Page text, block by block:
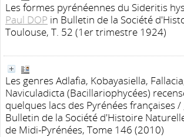
Les formes pyrénéennes du Sideritis
Paul DOP in Bulletin de la Société
Toulouse, T. 52 (1er trimestre 1924)
Les genres Adlafia, Kobayasiella,
Naviculadicta (Bacillariophycées)
quelques lacs des Pyrénées françaises /
Bulletin de la Société d'Histoire
de Midi-Pyrénées, Tome 146 (2010)